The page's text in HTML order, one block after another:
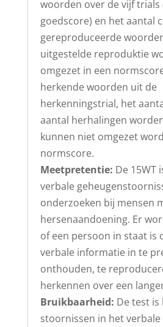
woorden over de vijf trials
goedscore) en het aantal
gereproduceerde
uitgestelde reproduktie
omgezet in een
herkende woorden uit de
herkenningstrial, het
aantal herhalingen
kunnen niet omgezet
normscore.
Meetpretentie: De 15WT
verbale
onderzoeken bij mensen
hersenaandoening. Er
of een persoon in staat is
verbale informatie in te
onthouden, te
herkennen over een
Bruikbaarheid: De test
stoornissen in het verbale